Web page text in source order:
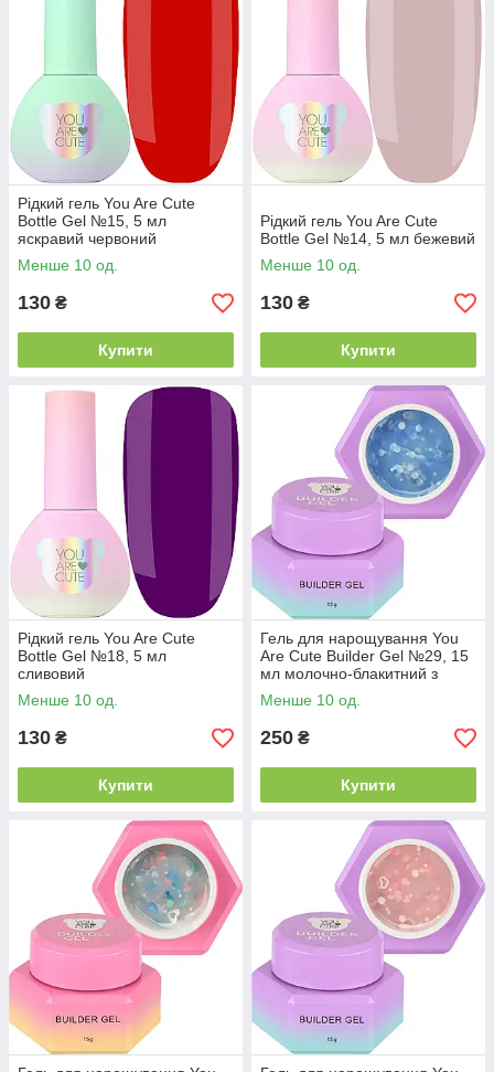
Рідкий гель You Are Cute
Bottle Gel №15, 5 мл
яскравий червоний
Менше 10 од.
130 ₴
Купити
Рідкий гель You Are Cute
Bottle Gel №14, 5 мл бежевий
Менше 10 од.
130 ₴
Купити
Рідкий гель You Are Cute
Bottle Gel №18, 5 мл
сливовий
Менше 10 од.
130 ₴
Купити
Гель для нарощування You
Are Cute Builder Gel №29, 15
мл молочно-блакитний з
серцями
Менше 10 од.
250 ₴
Купити